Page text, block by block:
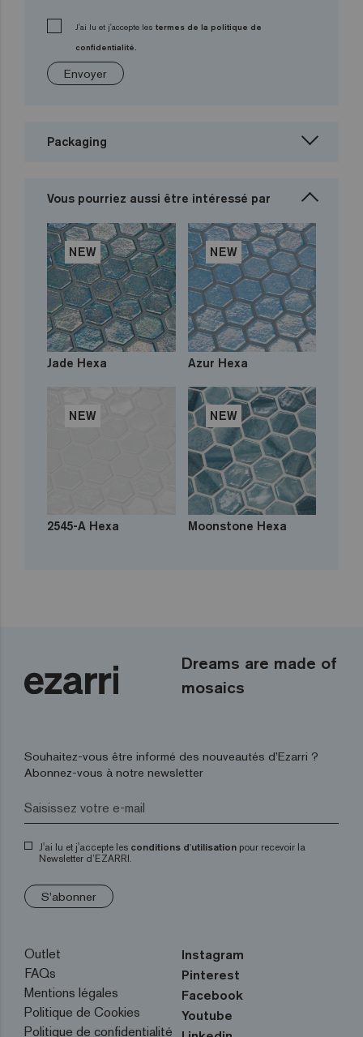
J'ai lu et j'accepte les termes de la politique de
confidentialité.
Envoyer
Packaging
Vous pourriez aussi être intéressé par
NEW
Jade Hexa
NEW
Azur Hexa
NEW
2545-A Hexa
NEW
Moonstone Hexa
Dreams are made of
mosaics
Souhaitez-vous être informé des nouveautés d’Ezarri ?
Abonnez-vous à notre newsletter
J'ai lu et j'accepte les conditions d'utilisation pour recevoir la
Newsletter d’EZARRI.
S'abonner
Outlet
FAQs
Mentions légales
Politique de Cookies
Politique de confidentialité
Instagram
Pinterest
Facebook
Youtube